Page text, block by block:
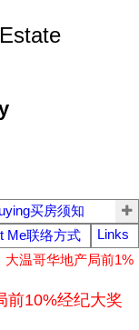
买房须知
Me联络方式 Links
大温哥华地产局前1%
前10%经纪大奖